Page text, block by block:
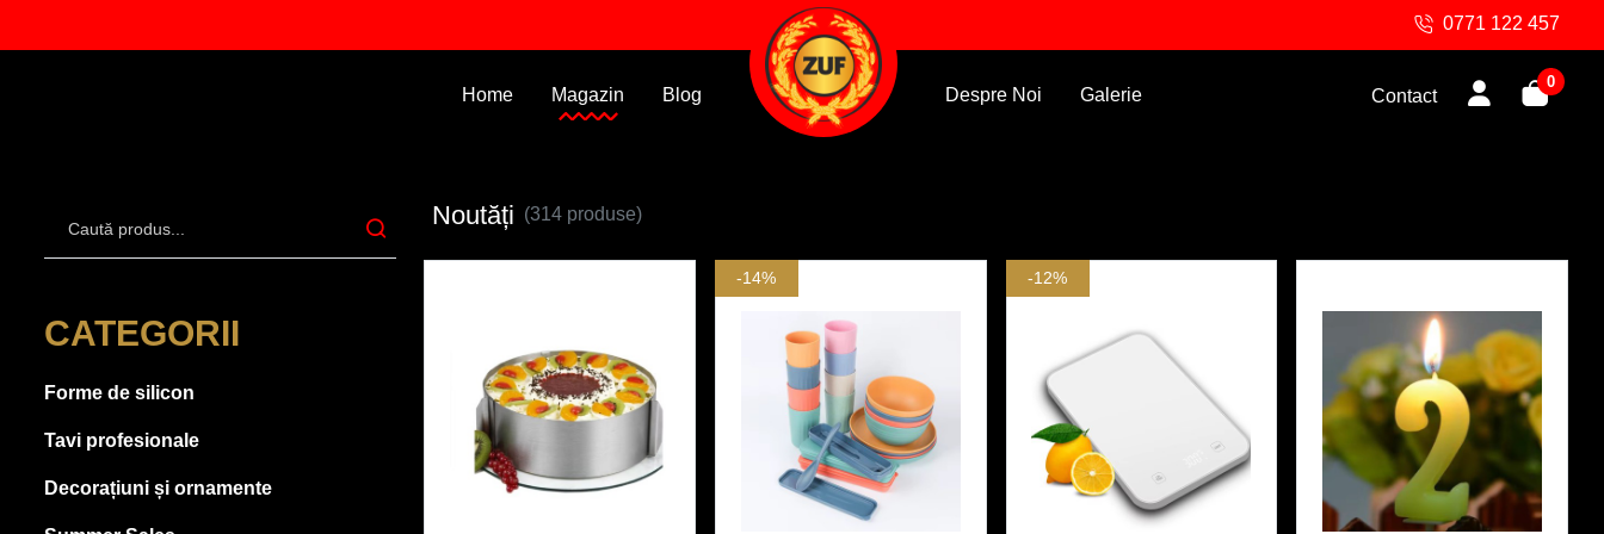
0771 122 457
Home Magazin Blog Despre Noi Galerie Contact
0
CATEGORII
Forme de silicon
Tavi profesionale
Decorațiuni și ornamente
Noutăți (314 produse)
-14% -12%